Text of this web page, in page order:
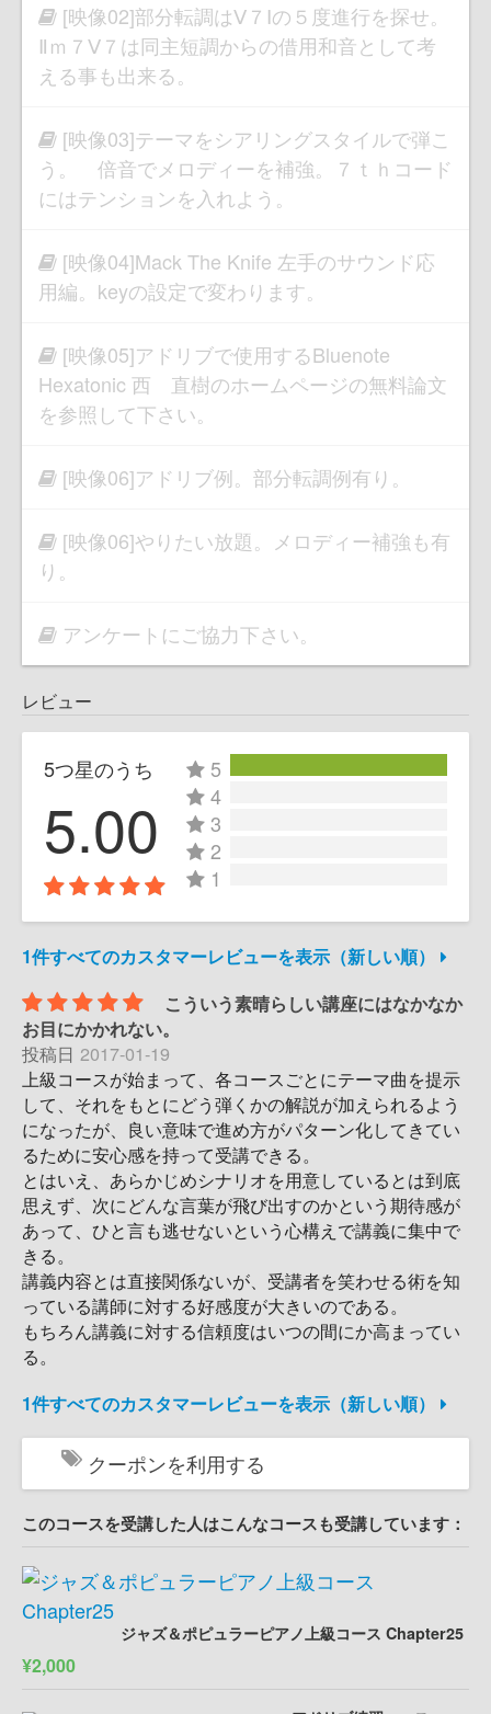
[映像02]部分転調はⅤ７Ⅰの５度進行を探せ。
Ⅱｍ７Ⅴ７は同主短調からの借用和音として考
える事も出来る。
[映像03]テーマをシアリングスタイルで弾こ
う。 倍音でメロディーを補強。７ｔｈコード
にはテンションを入れよう。
[映像04]Mack The Knife 左手のサウンド応
用編。keyの設定で変わります。
[映像05]アドリブで使用するBluenote
Hexatonic 西 直樹のホームページの無料論文
を参照して下さい。
[映像06]アドリブ例。部分転調例有り。
[映像06]やりたい放題。メロディー補強も有
り。
アンケートにご協力下さい。
レビュー
5つ星のうち
5.00
5
4
3
2
1
1件すべてのカスタマーレビューを表示（新しい順）
こういう素晴らしい講座にはなかなか
お目にかかれない。
投稿日 2017-01-19
上級コースが始まって、各コースごとにテーマ曲を提示
して、それをもとにどう弾くかの解説が加えられるよう
になったが、良い意味で進め方がパターン化してきてい
るために安心感を持って受講できる。
とはいえ、あらかじめシナリオを用意しているとは到底
思えず、次にどんな言葉が飛び出すのかという期待感が
あって、ひと言も逃せないという心構えで講義に集中で
きる。
講義内容とは直接関係ないが、受講者を笑わせる術を知
っている講師に対する好感度が大きいのである。
もちろん講義に対する信頼度はいつの間にか高まってい
る。
1件すべてのカスタマーレビューを表示（新しい順）
クーポンを利用する
このコースを受講した人はこんなコースも受講しています：
ジャズ＆ポピュラーピアノ上級コース Chapter25
¥2,000